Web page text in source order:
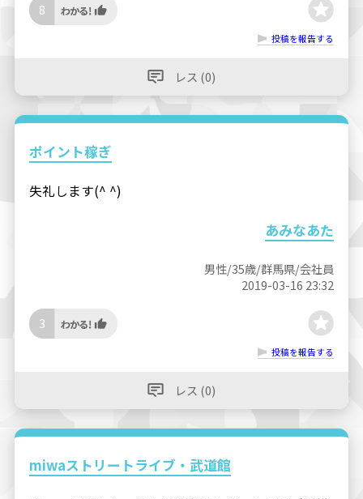
8
投稿を報告する
レス (0)
ポイント稼ぎ
失礼します(^ ^)
あみなあた
男性/35歳/群馬県/会社員
2019-03-16 23:32
3
投稿を報告する
レス (0)
miwaストリートライブ・武道館